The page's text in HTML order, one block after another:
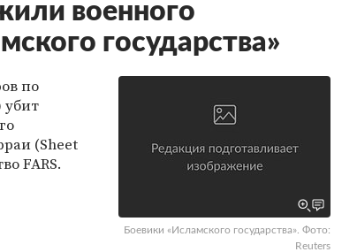
военного
государства»
Боевики «Исламского государства». Фото:
Reuters
по
(Sheet
FARS.